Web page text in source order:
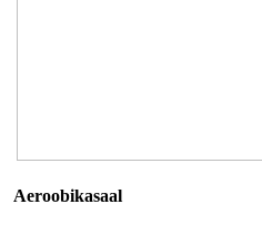
Aeroobikasaal